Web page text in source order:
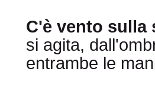
C'è vento
si agita,
entrambe le